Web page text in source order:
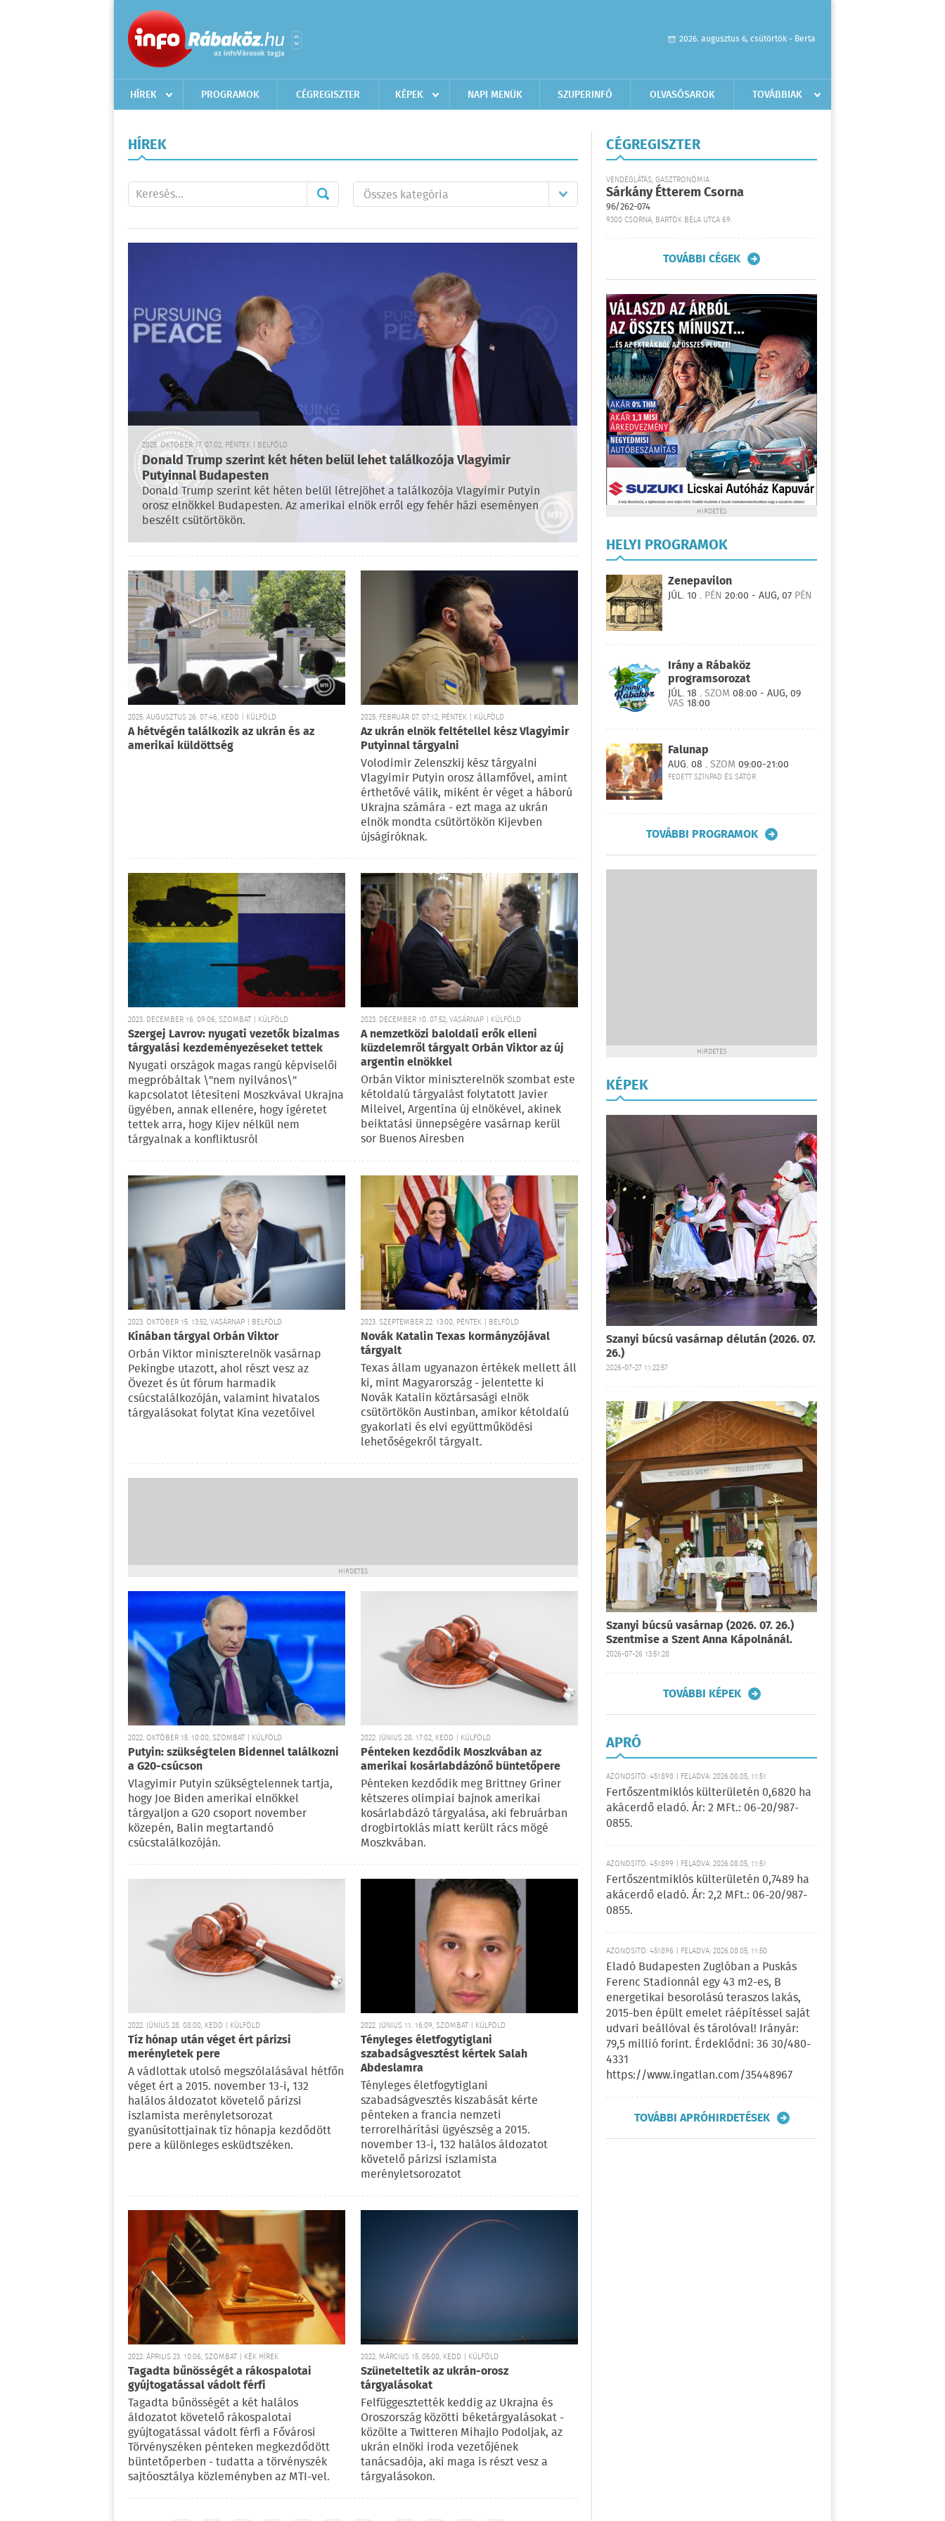
2026. augusztus 6, csütörtök - Berta
HÍREK PROGRAMOK CÉGREGISZTER KÉPEK NAPI MENÜK SZUPERINFÓ OLVASÓSAROK TOVÁBBIAK
HÍREK
2025. OKTÓBER 17. 07:02, PÉNTEK | BELFÖLD
Donald Trump szerint két héten belül lehet találkozója Vlagyimir
Putyinnal Budapesten
Donald Trump szerint két héten belül létrejöhet a találkozója Vlagyimir Putyin
orosz elnökkel Budapesten. Az amerikai elnök erről egy fehér házi eseményen
beszélt csütörtökön.
2025. AUGUSZTUS 26. 07:46, KEDD | KÜLFÖLD
A hétvégén találkozik az ukrán és az
amerikai küldöttség
2025. FEBRUÁR 07. 07:12, PÉNTEK | KÜLFÖLD
Az ukrán elnök feltétellel kész Vlagyimir
Putyinnal tárgyalni
Volodimir Zelenszkij kész tárgyalni
Vlagyimir Putyin orosz államfővel, amint
érthetővé válik, miként ér véget a háború
Ukrajna számára - ezt maga az ukrán
elnök mondta csütörtökön Kijevben
újságíróknak.
2023. DECEMBER 16. 09:06, SZOMBAT | KÜLFÖLD
Szergej Lavrov: nyugati vezetők bizalmas
tárgyalási kezdeményezéseket tettek
Nyugati országok magas rangú képviselői
megpróbáltak \"nem nyilvános\"
kapcsolatot létesíteni Moszkvával Ukrajna
ügyében, annak ellenére, hogy ígéretet
tettek arra, hogy Kijev nélkül nem
tárgyalnak a konfliktusról
2023. DECEMBER 10. 07:52, VASÁRNAP | KÜLFÖLD
A nemzetközi baloldali erők elleni
küzdelemről tárgyalt Orbán Viktor az új
argentin elnökkel
Orbán Viktor miniszterelnök szombat este
kétoldalú tárgyalást folytatott Javier
Mileivel, Argentína új elnökével, akinek
beiktatási ünnepségére vasárnap kerül
sor Buenos Airesben
2023. OKTÓBER 15. 13:52, VASÁRNAP | BELFÖLD
Kínában tárgyal Orbán Viktor
Orbán Viktor miniszterelnök vasárnap
Pekingbe utazott, ahol részt vesz az
Övezet és út fórum harmadik
csúcstalálkozóján, valamint hivatalos
tárgyalásokat folytat Kína vezetőivel
2023. SZEPTEMBER 22. 13:00, PÉNTEK | BELFÖLD
Novák Katalin Texas kormányzójával
tárgyalt
Texas állam ugyanazon értékek mellett áll
ki, mint Magyarország - jelentette ki
Novák Katalin köztársasági elnök
csütörtökön Austinban, amikor kétoldalú
gyakorlati és elvi együttműködési
lehetőségekről tárgyalt.
HIRDETÉS
2022. OKTÓBER 15. 10:00, SZOMBAT | KÜLFÖLD
Putyin: szükségtelen Bidennel találkozni
a G20-csúcson
Vlagyimir Putyin szükségtelennek tartja,
hogy Joe Biden amerikai elnökkel
tárgyaljon a G20 csoport november
közepén, Balin megtartandó
csúcstalálkozóján.
2022. JÚNIUS 28. 17:02, KEDD | KÜLFÖLD
Pénteken kezdődik Moszkvában az
amerikai kosárlabdázónő büntetőpere
Pénteken kezdődik meg Brittney Griner
kétszeres olimpiai bajnok amerikai
kosárlabdázó tárgyalása, aki februárban
drogbirtoklás miatt került rács mögé
Moszkvában.
2022. JÚNIUS 28. 08:00, KEDD | KÜLFÖLD
Tíz hónap után véget ért párizsi
merényletek pere
A vádlottak utolsó megszólalásával hétfőn
véget ért a 2015. november 13-i, 132
halálos áldozatot követelő párizsi
iszlamista merényletsorozat
gyanúsítottjainak tíz hónapja kezdődött
pere a különleges esküdtszéken.
2022. JÚNIUS 11. 16:09, SZOMBAT | KÜLFÖLD
Tényleges életfogytiglani
szabadságvesztést kértek Salah
Abdeslamra
Tényleges életfogytiglani
szabadságvesztés kiszabását kérte
pénteken a francia nemzeti
terrorelhárítási ügyészség a 2015.
november 13-i, 132 halálos áldozatot
követelő párizsi iszlamista
merényletsorozatot
2022. ÁPRILIS 23. 10:06, SZOMBAT | KÉK HÍREK
Tagadta bűnösségét a rákospalotai
gyújtogatással vádolt férfi
Tagadta bűnösségét a két halálos
áldozatot követelő rákospalotai
gyújtogatással vádolt férfi a Fővárosi
Törvényszéken pénteken megkezdődött
büntetőperben - tudatta a törvényszék
sajtóosztálya közleményben az MTI-vel.
2022. MÁRCIUS 15. 05:00, KEDD | KÜLFÖLD
Szüneteltetik az ukrán-orosz
tárgyalásokat
Felfüggesztették keddig az Ukrajna és
Oroszország közötti béketárgyalásokat -
közölte a Twitteren Mihajlo Podoljak, az
ukrán elnöki iroda vezetőjének
tanácsadója, aki maga is részt vesz a
tárgyalásokon.
CÉGREGISZTER
VENDÉGLÁTÁS, GASZTRONÓMIA
Sárkány Étterem Csorna
96/262-074
9300 CSORNA, BARTÓK BÉLA UTCA 69.
TOVÁBBI CÉGEK
HIRDETÉS
HELYI PROGRAMOK
Zenepavilon
JÚL. 10 . PÉN 20:00 - AUG, 07 PÉN
Irány a Rábaköz
programsorozat
JÚL. 18 .SZOM 08:00 - AUG, 09
VAS 18:00
Falunap
AUG. 08 .SZOM 09:00-21:00
FEDETT SZÍNPAD ÉS SÁTOR
TOVÁBBI PROGRAMOK
HIRDETÉS
KÉPEK
Szanyi búcsú vasárnap délután (2026. 07.
26.)
2026-07-27 11:22:57
Szanyi búcsú vasárnap (2026. 07. 26.)
Szentmise a Szent Anna Kápolnánál.
2026-07-26 13:51:28
TOVÁBBI KÉPEK
APRÓ
AZONOSÍTÓ: 451898 | FELADVA: 2026.08.05, 11:51
Fertőszentmiklós külterületén 0,6820 ha
akácerdő eladó. Ár: 2 MFt.: 06-20/987-
0855.
AZONOSÍTÓ: 451899 | FELADVA: 2026.08.05, 11:51
Fertőszentmiklós külterületén 0,7489 ha
akácerdő eladó. Ár: 2,2 MFt.: 06-20/987-
0855.
AZONOSÍTÓ: 451896 | FELADVA: 2026.08.05, 11:50
Eladó Budapesten Zuglóban a Puskás
Ferenc Stadionnál egy 43 m2-es, B
energetikai besorolású teraszos lakás,
2015-ben épült emelet ráépítéssel saját
udvari beállóval és tárolóval! Irányár:
79,5 millió forint. Érdeklődni: 36 30/480-
4331
https://www.ingatlan.com/35448967
TOVÁBBI APRÓHIRDETÉSEK